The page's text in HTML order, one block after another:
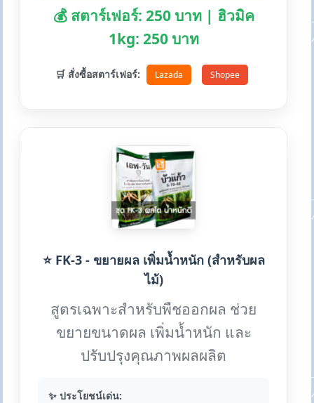
💰 สตาร์เฟอร์: 250 บาท | ฮิวมิค
1kg: 250 บาท
🛒 สั่งซื้อสตาร์เฟอร์: Lazada Shopee
⭐ FK-3 - ขยายผล เพิ่มน้ำหนัก (สำหรับผล
ไม้)
สูตรเฉพาะสำหรับพืชออกผล ช่วย
ขยายขนาดผล เพิ่มน้ำหนัก และ
ปรับปรุงคุณภาพผลผลิต
✨ ประโยชน์เด่น: